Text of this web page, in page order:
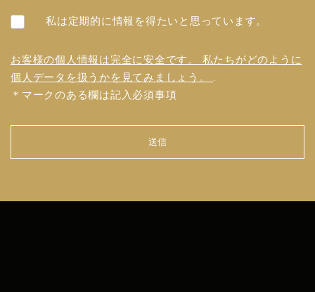
私は定期的に情報を得たいと思っています。
お客様の個人情報は完全に安全です。 私たちがどのように
個人データを扱うかを見てみましょう。 .
＊マークのある欄は記入必須事項
送信
を送